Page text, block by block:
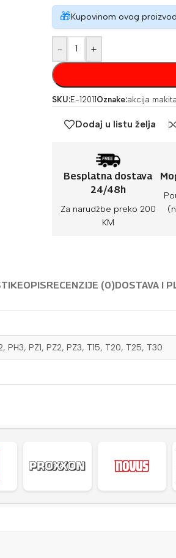
🎁Kupovinom ovog
- +
SKU:E-12011 Oznake:akcija makita
Dodaj u listu želja
Besplatna dostava
24/48h
Za narudžbe preko 200
KM
OPISRECENZIJE (0)DOSTAVA I
PH3, PZ1, PZ2, PZ3, T15, T20, T25, T30